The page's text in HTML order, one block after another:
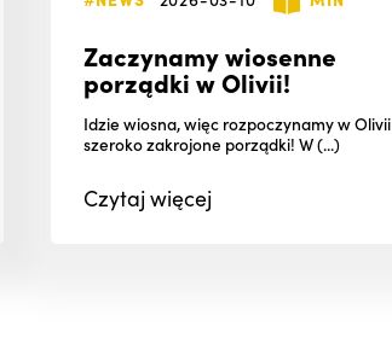
Zaczynamy wiosenne
porządki w Olivii!
Idzie wiosna, więc rozpoczynamy w Olivii
szeroko zakrojone porządki! W (...)
Czytajwięcej